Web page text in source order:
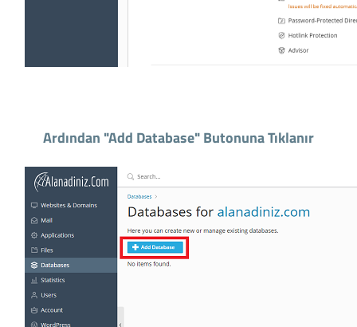
Ardından "Add Database" Butonuna Tıklanır